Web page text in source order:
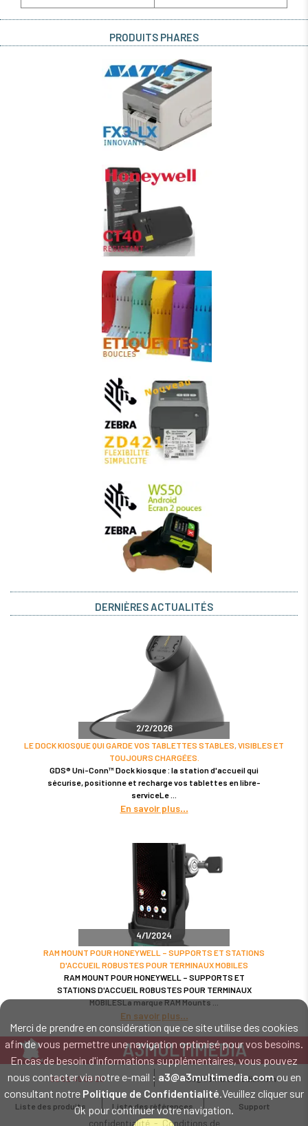
Merci de prendre en considération que ce site utilise des cookies
afin de vous permettre une navigation optimisé pour vos besoins.
En cas de besoin d'informations supplémentaires, vous pouvez
nous contacter via notre e-mail : a3@a3multimedia.comou en
consultant notre Politique de Confidentialité.Veuillez cliquer sur
Ok pour continuer votre navigation.
PRODUITS PHARES
DERNIÈRES ACTUALITÉS
2/2/2026
LE DOCK KIOSQUE QUI GARDE VOS TABLETTES STABLES, VISIBLES ET
TOUJOURS CHARGÉES.
GDS® Uni-Conn™ Dock kiosque : la station d'accueil qui
sécurise, positionne et recharge vos tablettes en libre-
serviceLe
En savoir plus
4/1/2024
RAM MOUNT POUR HONEYWELL – SUPPORTS ET STATIONS
D'ACCUEIL ROBUSTES POUR TERMINAUX MOBILES
RAM MOUNT POUR HONEYWELL – SUPPORTS ET
STATIONS D'ACCUEIL ROBUSTES POUR TERMINAUX
MOBILESLa marque RAM Mounts
En savoir plus
A3MULTIMEDIA
LE SPÉCIALISTE MATÉRIEL ET LOGICIEL CODE BARRE
Intervention sur tout le territoire : Cholet - Nantes - Angers - Rennes - Le
Mans - Bordeaux - Paris - Lille - Brest - Toulouse - Marseille - Poitiers -
Caen - Lyon - Reims - Lorient - Vannes - Quimper - Rouen
02 52 45 00 20 a3@a3multimedia.com
Liste des produits Liste des références Support
Mentions légales-Politique de
confidentialité - Conditions de